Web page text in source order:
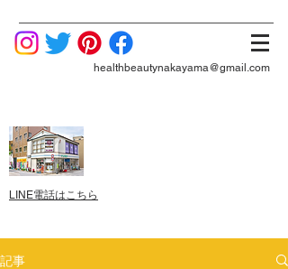
healthbeautynakayama@gmail.com
LINE電話はこちら
記事